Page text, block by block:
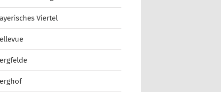
Viertel